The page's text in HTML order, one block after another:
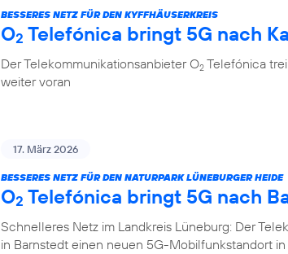
BESSERES NETZ FÜR DEN KYFFHÄUSERKREIS
O2 Telefónica bringt 5G nach
Der Telekommunikationsanbieter O2 Telefónica
weiter voran
17. März 2026
BESSERES NETZ FÜR DEN NATURPARK LÜNEBURGER HEIDE
O2 Telefónica bringt 5G nach
Schnelleres Netz im Landkreis Lüneburg: Der
in Barnstedt einen neuen 5G-Mobilfunkstandort